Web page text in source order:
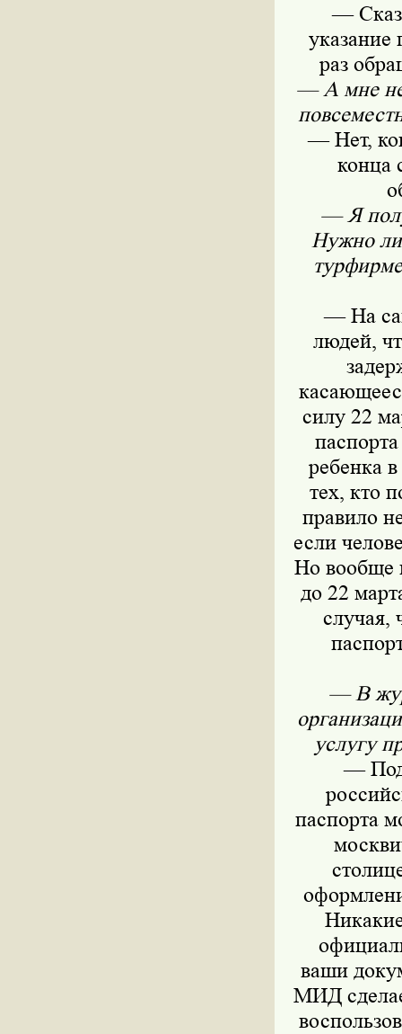
—
раз
— А мне не
— Нет,
конца
— Я
Нужно ли
— На
людей,
силу 22
ребенка
тех, кто
правило
если
Но вообще
до 22
случая,
— В
услугу
—
паспорта
ваши
МИД